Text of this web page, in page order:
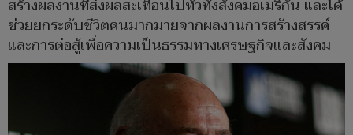
สร้างผลงานที่ส่งผลสะเทือนไปทั่วทั้งสังคมอเมริกัน และได้
ช่วยยกระดับชีวิตคนมากมายจากผลงานการสร้างสรรค์
และการต่อสู้เพื่อความเป็นธรรมทางเศรษฐกิจและสังคม